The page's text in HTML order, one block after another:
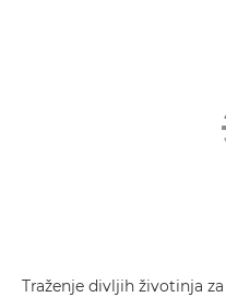
Traženje divljih životinja